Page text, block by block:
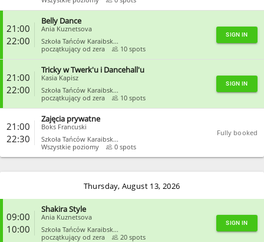
21:00
22:00
Belly Dance
Ania Kuznetsova
Szkoła Tańców Karaibsk...
początkujący od zera
10 spots
SIGN IN
21:00
22:00
Tricky w Twerk'u i Dancehall'u
Kasia Kapisz
Szkoła Tańców Karaibsk...
początkujący od zera
10 spots
SIGN IN
21:00
22:30
Zajęcia prywatne
Boks Francuski
Szkoła Tańców Karaibsk...
Wszystkie poziomy
0 spots
Fully booked
CLOSE
Thursday, August 13, 2026
09:00
10:00
Shakira Style
Ania Kuznetsova
Szkoła Tańców Karaibsk...
początkujący od zera
20 spots
SIGN IN